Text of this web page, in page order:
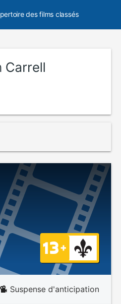
des films classés
Carrell
Suspense d'anticipation